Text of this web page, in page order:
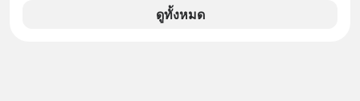
ลงทุนมากถึง 500 บริษัท
ดูทั้งหมด